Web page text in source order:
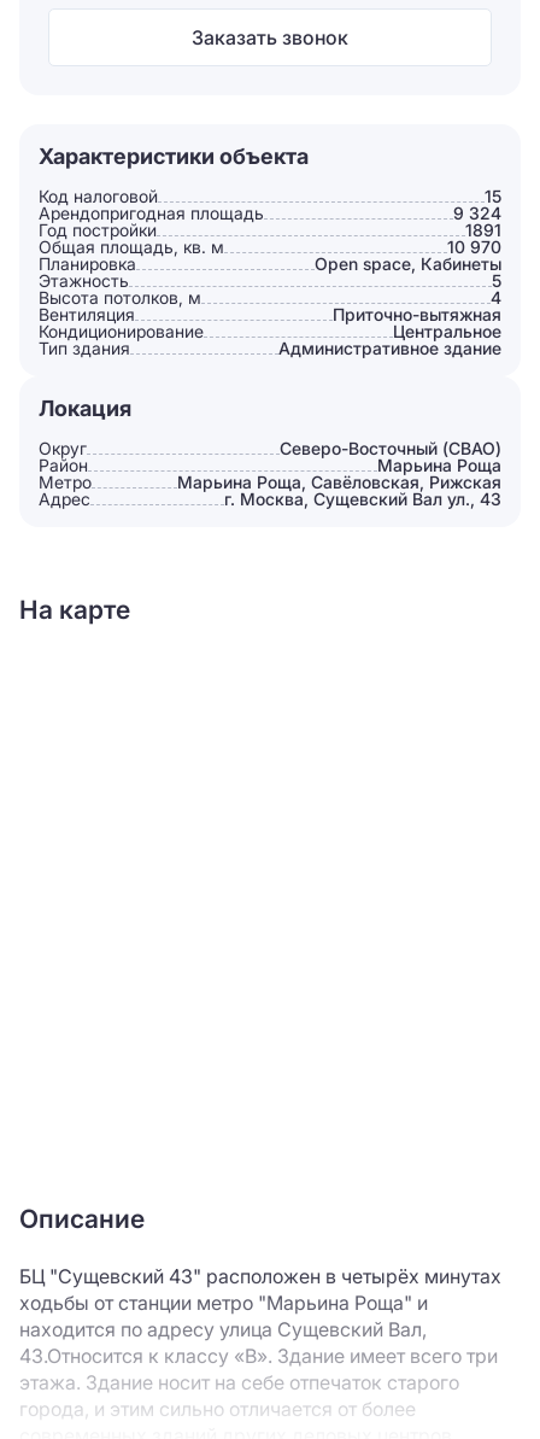
Заказать звонок
Характеристики объекта
Код налоговой
15
Арендопригодная площадь
9 324
Год постройки
1891
Общая площадь, кв. м
10 970
Планировка
Open space, Кабинеты
Этажность
5
Высота потолков, м
4
Вентиляция
Приточно-вытяжная
Кондиционирование
Центральное
Тип здания
Административное здание
Локация
Округ
Северо-Восточный (СВАО)
Район
Марьина Роща
Метро
Марьина Роща, Савёловская, Рижская
Адрес
г. Москва, Сущевский Вал ул., 43
На карте
Описание
БЦ "Сущевский 43" расположен в четырёх минутах
ходьбы от станции метро "Марьина Роща" и
находится по адресу улица Сущевский Вал,
43.Относится к классу «В». Здание имеет всего три
этажа. Здание носит на себе отпечаток старого
города, и этим сильно отличается от более